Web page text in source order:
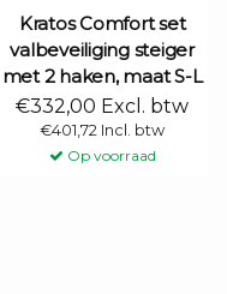
Kratos Comfort set
valbeveiliging steiger
met 2 haken, maat S-L
€332,00 Excl. btw
€401,72 Incl. btw
Op voorraad